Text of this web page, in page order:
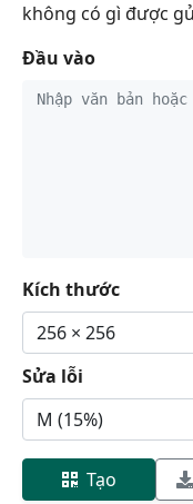
không có gì được
Đầu vào
Kích thước
Sửa lỗi
Tạo